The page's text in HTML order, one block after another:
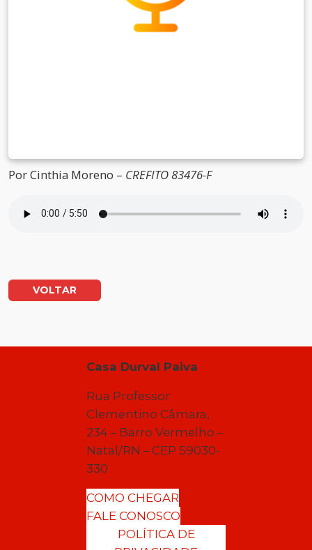
Por Cinthia Moreno – CREFITO 83476-F
VOLTAR
Casa Durval Paiva
Rua Professor
Clementino Câmara,
234 – Barro Vermelho –
Natal/RN – CEP 59030-
330
COMO CHEGAR
FALE CONOSCO
POLÍTICA DE